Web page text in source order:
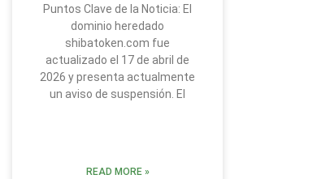
Puntos Clave de la Noticia: El
dominio heredado
shibatoken.com fue
actualizado el 17 de abril de
2026 y presenta actualmente
un aviso de suspensión. El
READ MORE »